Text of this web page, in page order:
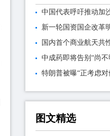
中国代表呼吁推动加
新一轮国资国企改革
国内首个商业航天共
中成药即将告别“尚不
特朗普被曝“正考虑
图文精选